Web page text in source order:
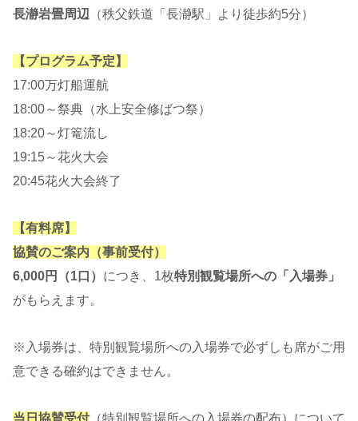
長瀞岩畳周辺 （秩父鉄道「長瀞駅」より徒歩約5分）
【プログラム予定】
17:00万灯船運航
18:00～祭典（水上安全修ばつ祭）
18:20～灯篭流し
19:15～花火大会
20:45花火大会終了
【有料席】
協賛のご案内（事前受付）
6,000円（1口） につき、1枚特別観覧場所への「入場券」
がもらえます。
※入場券は、特別観覧場所への入場券で必ずしも席がご用
意できる確約はできません。
当日協賛受付（特別観覧場所への入場券の配布）について